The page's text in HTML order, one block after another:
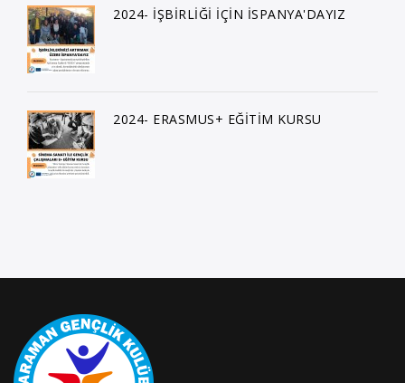
2024- İŞBİRLİĞİ İÇİN İSPANYA'DAYIZ
2024- ERASMUS+ EĞİTİM KURSU